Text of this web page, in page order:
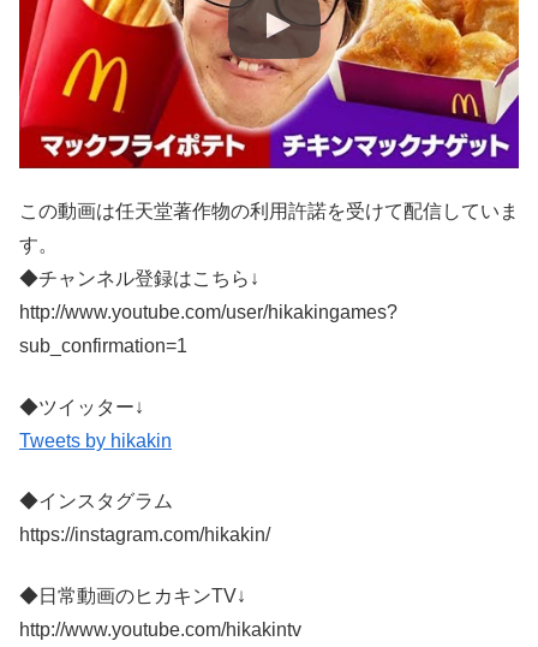
この動画は任天堂著作物の利用許諾を受けて配信していま
す。
◆チャンネル登録はこちら↓
http://www.youtube.com/user/hikakingames?
sub_confirmation=1
◆ツイッター↓
Tweets by hikakin
◆インスタグラム
https://instagram.com/hikakin/
◆日常動画のヒカキンTV↓
http://www.youtube.com/hikakintv